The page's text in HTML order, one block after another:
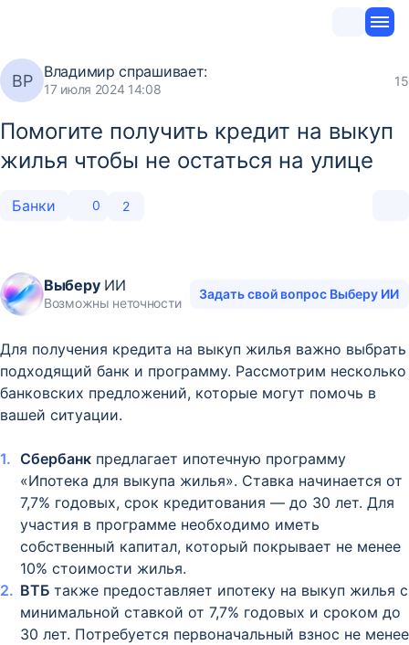
ВР Владимир спрашивает:
17 июля 2024 14:08
15
Помогите получить кредит на выкуп
жилья чтобы не остаться на улице
Банки 0 2
ВыберуИИ
Возможны неточности
Задать свой вопрос Выберу ИИ
Для получения кредита на выкуп жилья важно выбрать
подходящий банк и программу. Рассмотрим несколько
банковских предложений, которые могут помочь в
вашей ситуации.
Сбербанк предлагает ипотечную программу
«Ипотека для выкупа жилья». Ставка начинается от
7,7% годовых, срок кредитования — до 30 лет. Для
участия в программе необходимо иметь
собственный капитал, который покрывает не менее
10% стоимости жилья.
ВТБ также предоставляет ипотеку на выкуп жилья с
минимальной ставкой от 7,7% годовых и сроком до
30 лет. Потребуется первоначальный взнос не менее